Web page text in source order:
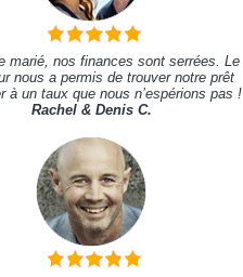
marié, nos finances sont serrées. Le
nous a permis de trouver notre prêt
à un taux que nous n’espérions pas !
Rachel & Denis C.